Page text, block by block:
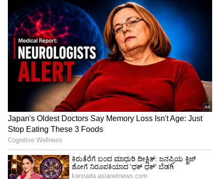
ಅಲ್ಲದೇ,‌ ಸಾಕ್ಷ್ಯ ನಾಶ ಅಪರಾಧಕ್ಕೆ ಐಪಿಸಿ ಸೆಕ್ಷನ್‌ 201 ಮತ್ತು
218 ಅಡಿ ಟಿಂಗರಿಕರ್‌ಗೆ ಗರಿಷ್ಠ 7 ವರ್ಷ ಶಿಕ್ಷೆ ವಿಧಿಸಲಾಗಿದೆ. ‌ಈ
ಪ್ರಕರಣಕ್ಕೆ ಕಾನೂನಿನಲ್ಲಿ ಇನ್ನೂ ಹೆಚ್ಚಿನ ಪ್ರಮಾಣ ಶಿಕ್ಷೆ
ವಿಧಿಸಲು ಅವಕಾಶವಿದ್ದರೆ ವಿಚಾರಣಾ ನ್ಯಾಯಾಲಯ
ವಿಧಿಸುತ್ತಿತ್ತು. ಟೆಂಗರಿಕರ್‌ ಜೈಲಿನಲ್ಲಿ 70ಕ್ಕೂ ಹೆಚ್ಚು ದಿನ ಮಾತ್ರ
ಕಳೆದಿದ್ದಾರೆ. ಈ ಹಂತದಲ್ಲಿ ಶಿಕ್ಷೆ ಅಮಾನತು ಮಾಡಿ ಜಾಮೀನು
ಮಂಜೂರು ಮಾಡಬಾರದು. ಎರಡು ವರ್ಷದ ನಂತರ ಅರ್ಜಿ
ಸಲ್ಲಿಸಲು ಆದೇಶಿಸಬೇಕು. ಮೇಲ್ನೋಟಕ್ಕೆ ಜಾಮೀನು ನೀಡುವ
ಹಾಗೂ ಶಿಕ್ಷೆ ಅಮಾನತು ಮಾಡುವ ಪ್ರಕರಣ ಇದೆ ಎಂಬುದನ್ನು
ಟೆಂಗರಿಕರ್‌ ನ್ಯಾಯಾಲಯಕ್ಕೆ ತೋರಿಸಬೇಕು ಎಂದು
ವಾದಿಸಿದರು.